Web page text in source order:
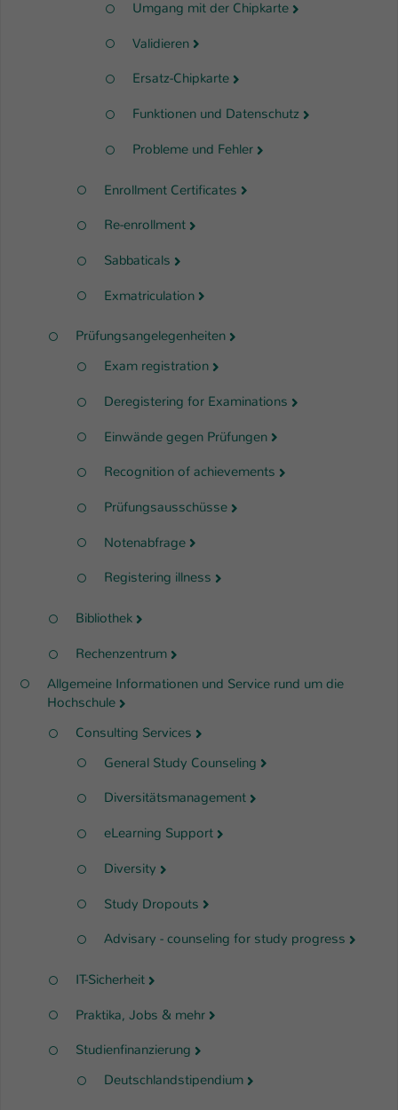
Umgang mit der Chipkarte
Validieren
Ersatz-Chipkarte
Funktionen und Datenschutz
Probleme und Fehler
Enrollment Certificates
Re-enrollment
Sabbaticals
Exmatriculation
Prüfungsangelegenheiten
Exam registration
Deregistering for Examinations
Einwände gegen Prüfungen
Recognition of achievements
Prüfungsausschüsse
Notenabfrage
Registering illness
Bibliothek
Rechenzentrum
Allgemeine Informationen und Service rund um die
Hochschule
Consulting Services
General Study Counseling
Diversitätsmanagement
eLearning Support
Diversity
Study Dropouts
Advisary - counseling for study progress
IT-Sicherheit
Praktika, Jobs & mehr
Studienfinanzierung
Deutschlandstipendium